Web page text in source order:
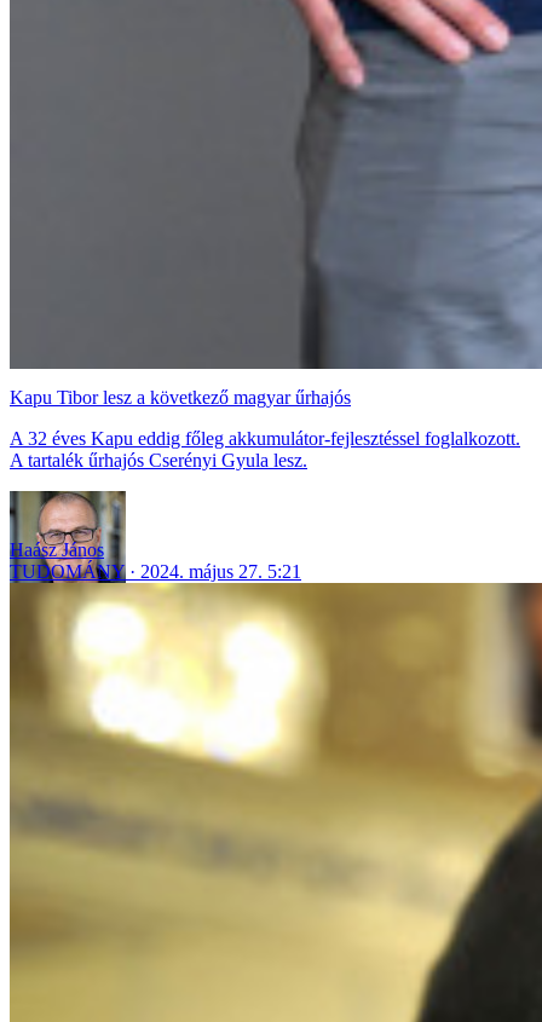
Kapu Tibor lesz a következő magyar űrhajós
A 32 éves Kapu eddig főleg akkumulátor-fejlesztéssel foglalkozott.
A tartalék űrhajós Cserényi Gyula lesz.
Haász János
TUDOMÁNY
2024. május 27. 5:21